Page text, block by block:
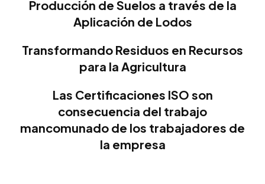
Producción de Suelos a través de la
Aplicación de Lodos
Transformando Residuos en Recursos
para la Agricultura
Las Certificaciones ISO son
consecuencia del trabajo
mancomunado de los trabajadores de
la empresa